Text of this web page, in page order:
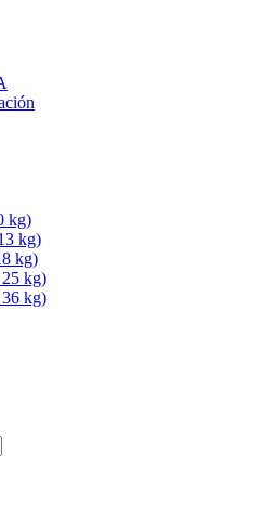
kg)
kg)
kg)
kg)
kg)